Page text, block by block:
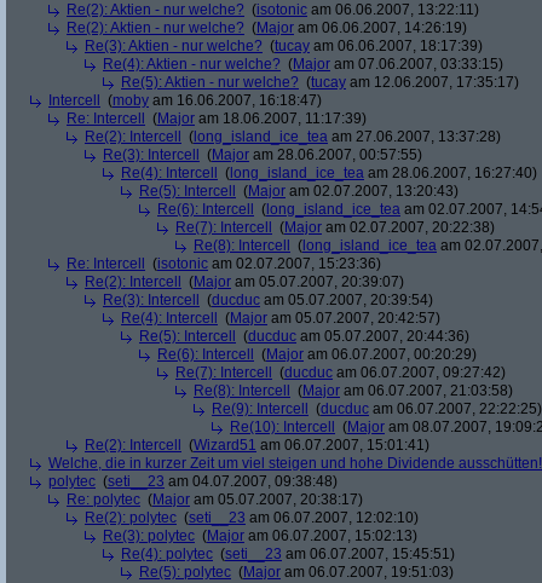
Re(2): Aktien - nur welche? (isotonic am 06.06.2007, 13:22:11)
Re(2): Aktien - nur welche? (Major am 06.06.2007, 14:26:19)
Re(3): Aktien - nur welche? (tucay am 06.06.2007, 18:17:39)
Re(4): Aktien - nur welche? (Major am 07.06.2007, 03:33:15)
Re(5): Aktien - nur welche? (tucay am 12.06.2007, 17:35:17)
Intercell
(moby am 16.06.2007, 16:18:47)
Re: Intercell
(Major am 18.06.2007, 11:17:39)
Re(2): Intercell
( long_island_ice_tea am 27.06.2007, 13:37:28)
Re(3): Intercell
(Major am 28.06.2007, 00:57:55)
Re(4): Intercell
( long_island_ice_tea am 28.06.2007, 16:27:40)
Re(5): Intercell
(Major am 02.07.2007, 13:20:43)
Re(6): Intercell
( long_island_ice_tea am 02.07.2007,
Re(7): Intercell
(Major am 02.07.2007, 20:22:38)
Re(8): Intercell
( long_island_ice_tea am
Re: Intercell
(isotonic am 02.07.2007, 15:23:36)
Re(2): Intercell
(Major am 05.07.2007, 20:39:07)
Re(3): Intercell
(ducduc am 05.07.2007, 20:39:54)
Re(4): Intercell
(Major am 05.07.2007, 20:42:57)
Re(5): Intercell
(ducduc am 05.07.2007, 20:44:36)
Re(6): Intercell
(Major am 06.07.2007, 00:20:29)
Re(7): Intercell
(ducduc am 06.07.2007, 09:27:42)
Re(8): Intercell
(Major am 06.07.2007, 21:03:58)
Re(9): Intercell
(ducduc am 06.07.2007, 22:22:25)
Re(10): Intercell
(Major am 08.07.2007,
Re(2): Intercell
(Wizard51 am 06.07.2007, 15:01:41)
Welche, die in kurzer Zeit um viel steigen und hohe Dividende
polytec (seti__23 am 04.07.2007, 09:38:48)
Re: polytec (Major am 05.07.2007, 20:38:17)
Re(2): polytec (seti__23 am 06.07.2007, 12:02:10)
Re(3): polytec (Major am 06.07.2007, 15:02:13)
Re(4): polytec (seti__23 am 06.07.2007, 15:45:51)
Re(5): polytec (Major am 06.07.2007, 19:51:03)